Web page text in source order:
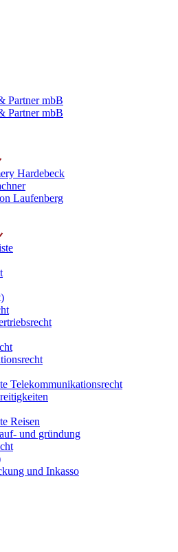
Hardebeck
Laufenberg
Telekommunikationsrecht
Reisen
und gründung
und Inkasso